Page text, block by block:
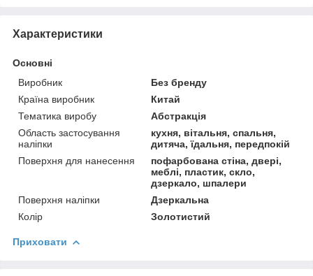
Характеристики
Основні
Виробник
Без бренду
Країна виробник
Китай
Тематика виробу
Абстракція
Область застосування
наліпки
кухня, вітальня, спальня,
дитяча, їдальня, передпокій
Поверхня для нанесення
пофарбована стіна, двері,
меблі, пластик, скло,
дзеркало, шпалери
Поверхня наліпки
Дзеркальна
Колір
Золотистий
Приховати